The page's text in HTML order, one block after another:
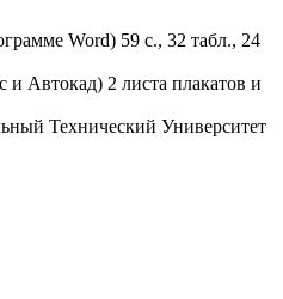
Word) 59 с., 32 табл., 24
Автокад) 2 листа плакатов и
Технический Университет